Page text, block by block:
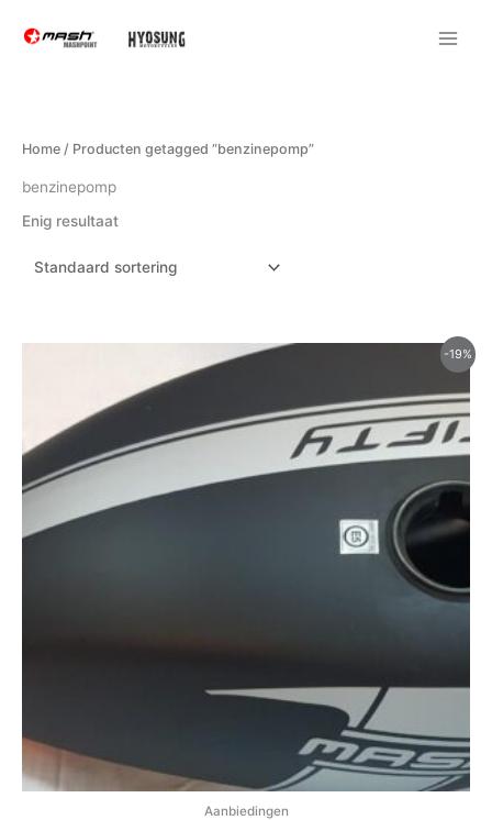
naar
Home / Producten getagged “benzinepomp”
benzinepomp
Enig resultaat
-19%
Aanbiedingen
Oorspronkelijke
€450.00.